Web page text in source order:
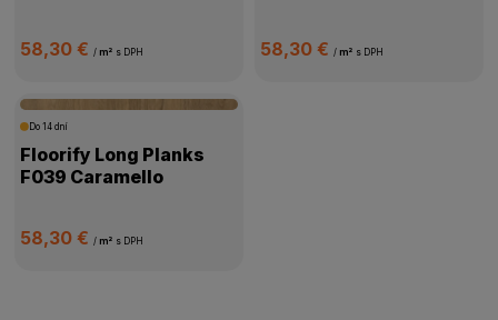
58,30 €/ m² s DPH 58,30 € / m² s DPH
Do 14 dní
Floorify Long Planks
F039 Caramello
58,30 €/ m² s DPH